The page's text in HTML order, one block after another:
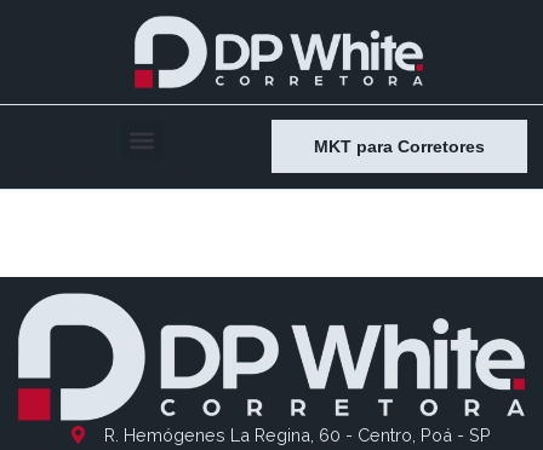
MKT para Corretores
R. Hemógenes La Regina, 60 - Centro, Poá - SP